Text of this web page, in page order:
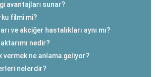
avantajları sunar?
filmi mi?
ve akciğer hastalıkları aynı mı?
nedir?
vermek ne anlama geliyor?
nelerdir?